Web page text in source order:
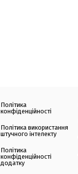
Політика
конфіденційності
Політика використання
штучного інтелекту
Політика
конфіденційності
додатку